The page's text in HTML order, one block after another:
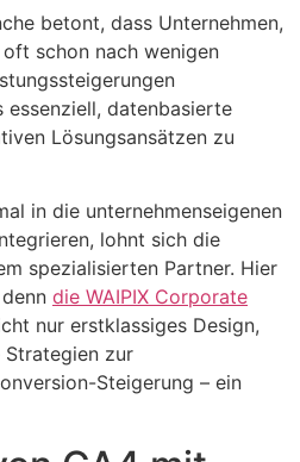
betont, dass Unternehmen,
schon nach wenigen
essenziell, datenbasierte
Lösungsansätzen zu
in die unternehmenseigenen
lohnt sich die
spezialisierten Partner. Hier
die WAIPIX Corporate
nur erstklassiges Design,
zur
Steigerung – ein